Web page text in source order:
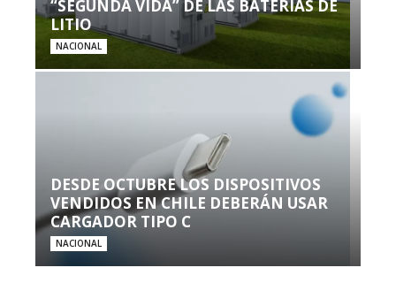
“SEGUNDA VIDA” DE LAS BATERÍAS DE
LITIO
NACIONAL
DESDE OCTUBRE LOS DISPOSITIVOS
VENDIDOS EN CHILE DEBERÁN USAR
CARGADOR TIPO C
NACIONAL